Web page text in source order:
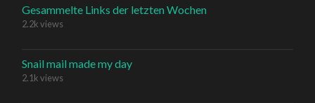
Gesammelte Links der letzten Wochen
2.2k views
Snail mail made my day
2.1k views